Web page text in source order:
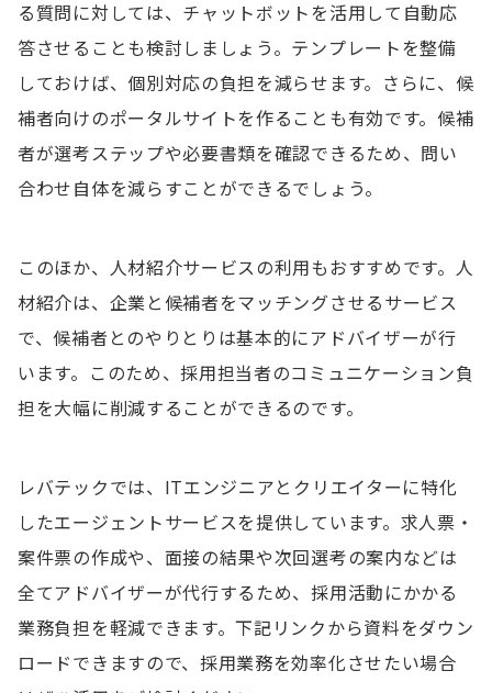
る質問に対しては、チャットボットを活用して自動応
答させることも検討しましょう。テンプレートを整備
しておけば、個別対応の負担を減らせます。さらに、候
補者向けのポータルサイトを作ることも有効です。候補
者が選考ステップや必要書類を確認できるため、問い
合わせ自体を減らすことができるでしょう。
このほか、人材紹介サービスの利用もおすすめです。人
材紹介は、企業と候補者をマッチングさせるサービス
で、候補者とのやりとりは基本的にアドバイザーが行
います。このため、採用担当者のコミュニケーション負
担を大幅に削減することができるのです。
レバテックでは、ITエンジニアとクリエイターに特化
したエージェントサービスを提供しています。求人票・
案件票の作成や、面接の結果や次回選考の案内などは
全てアドバイザーが代行するため、採用活動にかかる
業務負担を軽減できます。下記リンクから資料をダウン
ロードできますので、採用業務を効率化させたい場合